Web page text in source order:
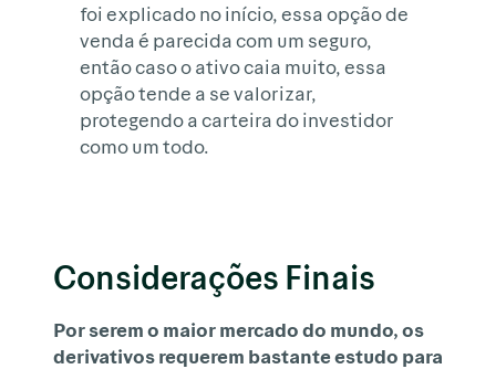
foi explicado no início, essa opção de
venda é parecida com um seguro,
então caso o ativo caia muito, essa
opção tende a se valorizar,
protegendo a carteira do investidor
como um todo.
Considerações Finais
Por serem o maior mercado do mundo, os
derivativos requerem bastante estudo para